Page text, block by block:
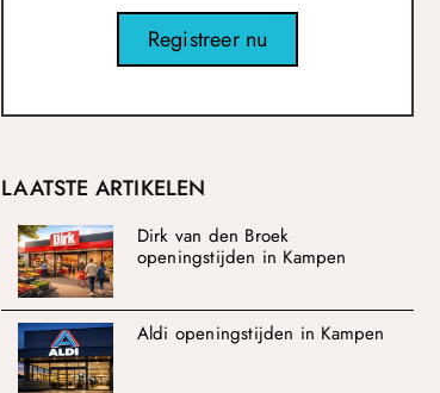
Registreer nu
LAATSTE ARTIKELEN
Dirk van den Broek
openingstijden in Kampen
Aldi openingstijden in Kampen